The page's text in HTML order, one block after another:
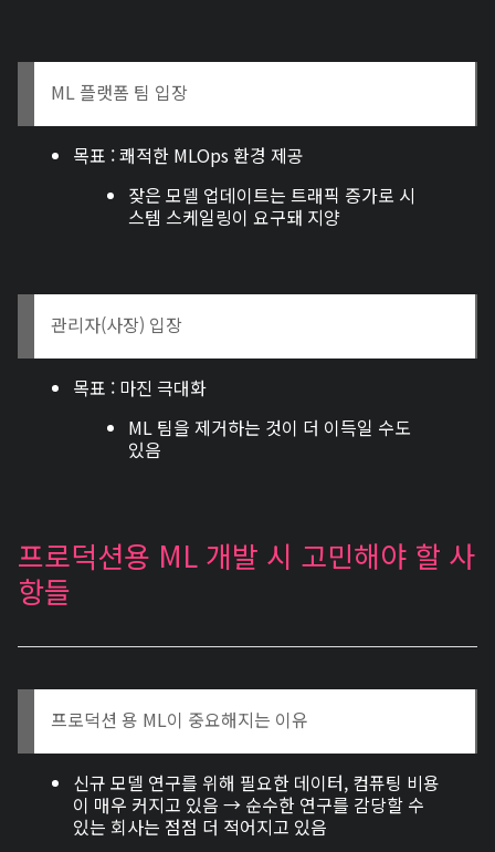
ML 플랫폼 팀 입장
목표 : 쾌적한 MLOps 환경 제공
잦은 모델 업데이트는 트래픽 증가로 시
스템 스케일링이 요구돼 지양
관리자(사장) 입장
목표 : 마진 극대화
ML 팀을 제거하는 것이 더 이득일 수도
있음
프로덕션용 ML 개발 시 고민해야 할 사
항들
프로덕션 용 ML이 중요해지는 이유
신규 모델 연구를 위해 필요한 데이터, 컴퓨팅 비용
이 매우 커지고 있음 → 순수한 연구를 감당할 수
있는 회사는 점점 더 적어지고 있음